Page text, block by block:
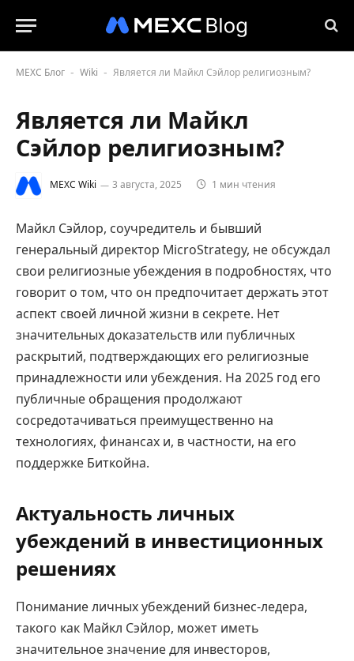
MEXC Блог - Wiki - Является ли Майкл Сэйлор религиозным?
Является ли Майкл
Сэйлор религиозным?
MEXC Wiki 3 августа, 2025 1 мин чтения
Майкл Сэйлор, соучредитель и бывший
генеральный директор MicroStrategy, не обсуждал
свои религиозные убеждения в подробностях, что
говорит о том, что он предпочитает держать этот
аспект своей личной жизни в секрете. Нет
значительных доказательств или публичных
раскрытий, подтверждающих его религиозные
принадлежности или убеждения. На 2025 год его
публичные обращения продолжают
сосредотачиваться преимущественно на
технологиях, финансах и, в частности, на его
поддержке Биткойна.
Актуальность личных
убеждений в инвестиционных
решениях
Понимание личных убеждений бизнес-ледера,
такого как Майкл Сэйлор, может иметь
значительное значение для инвесторов,